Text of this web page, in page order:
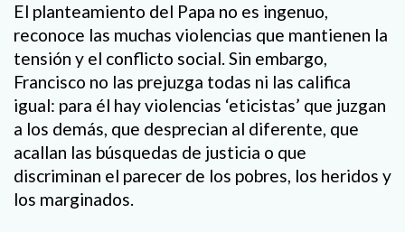
El planteamiento del Papa no es ingenuo,
reconoce las muchas violencias que mantienen la
tensión y el conflicto social. Sin embargo,
Francisco no las prejuzga todas ni las califica
igual: para él hay violencias ‘eticistas’ que juzgan
a los demás, que desprecian al diferente, que
acallan las búsquedas de justicia o que
discriminan el parecer de los pobres, los heridos y
los marginados.